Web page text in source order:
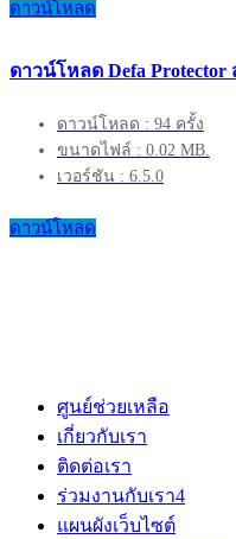
ดาวน์โหลด
ดาวน์โหลด Defa
ดาวน์โหลด : 94 ครั้ง
ขนาดไฟล์ : 0.02 MB.
เวอร์ชัน : 6.5.0
ดาวน์โหลด
ศูนย์ช่วยเหลือ
เกี่ยวกับเรา
ติดต่อเรา
ร่วมงานกับเรา4
แผนผังเว็บไซต์